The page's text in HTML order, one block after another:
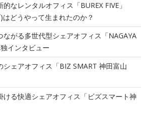
的なレンタルオフィス「BUREX FIVE」
どうやって生まれたのか？
ながる多世代型シェアオフィス「NAGAYA
インタビュー
シェアオフィス「BIZ SMART 神田富山
ける快適シェアオフィス「ビズスマート神